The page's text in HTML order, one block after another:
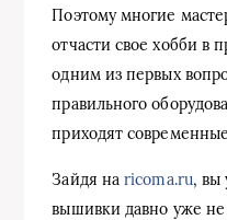
Поэтому многие
отчасти свое хобби в
одним из первых
правильного
приходят
Зайдя наricoma.ru, вы
вышивки давно уже не